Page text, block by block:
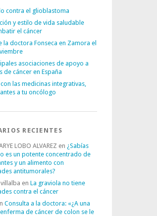
contra el glioblastoma
y estilo de vida saludable
el cáncer
la doctora Fonseca en Zamora el
asociaciones de apoyo a
de cáncer en España
las medicinas integrativas,
a tu oncólogo
RECIENTES
LOBO ALVAREZ en ¿Sabías
es un potente concentrado de
y un alimento con
antitumorales?
en La graviola no tiene
contra el cáncer
Consulta a la doctora: «¿A una
de cáncer de colon se le